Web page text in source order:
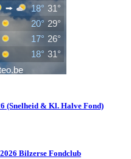
(Snelheid & Kl. Halve Fond)
Bilzerse Fondclub